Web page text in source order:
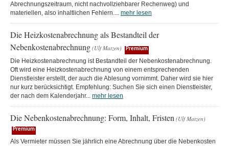
Abrechnungszeitraum, nicht nachvollziehbarer Rechenweg) und
materiellen, also inhaltlichen Fehlern.... mehr lesen
Die Heizkostenabrechnung als Bestandteil der
Nebenkostenabrechnung (Ulf Matzen) Premium
Die Heizkostenabrechnung ist Bestandteil der Nebenkostenabrechnung.
Oft wird eine Heizkostenabrechnung von einem entsprechenden
Dienstleister erstellt, der auch die Ablesung vornimmt. Daher wird sie hier
nur kurz berücksichtigt. Empfehlung: Suchen Sie sich einen Dienstleister,
der nach dem Kalenderjahr... mehr lesen
Die Nebenkostenabrechnung: Form, Inhalt, Fristen (Ulf Matzen)
Premium
Als Vermieter müssen Sie jährlich eine Abrechnung über die Nebenkosten